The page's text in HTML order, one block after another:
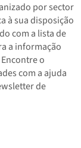
por sector
à sua disposição
com a lista de
a informação
o
com a ajuda
de